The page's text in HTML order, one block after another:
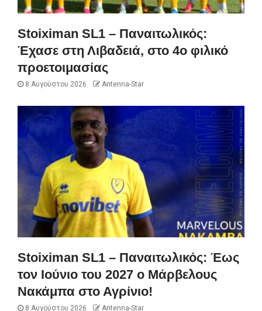
Stoiximan SL1 – Παναιτωλικός:
Έχασε στη Λιβαδειά, στο 4ο φιλικό
προετοιμασίας
8 Αυγούστου 2026 Antenna-Star
Stoiximan SL1 – Παναιτωλικός: Έως
τον Ιούνιο του 2027 ο Μάρβελους
Νακάμπα στο Αγρίνιο!
8 Αυγούστου 2026 Antenna-Star